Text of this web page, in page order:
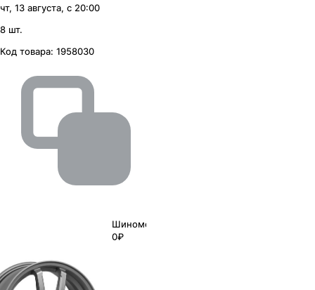
чт, 13 августа, с 20:00
8 шт.
Код товара: 1958030
Шиномонтаж
0₽